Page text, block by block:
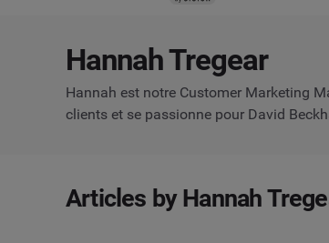
Hannah Tregear
Hannah est notre Customer Marketing
clients et se passionne pour David
Articles by Hannah